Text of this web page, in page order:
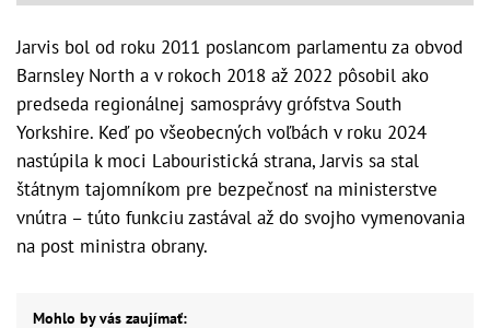
Jarvis bol od roku 2011 poslancom parlamentu za obvod
Barnsley North a v rokoch 2018 až 2022 pôsobil ako
predseda regionálnej samosprávy grófstva South
Yorkshire. Keď po všeobecných voľbách v roku 2024
nastúpila k moci Labouristická strana, Jarvis sa stal
štátnym tajomníkom pre bezpečnosť na ministerstve
vnútra – túto funkciu zastával až do svojho vymenovania
na post ministra obrany.
Mohlo by vás zaujímať: